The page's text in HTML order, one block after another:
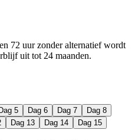
72 uur zonder alternatief wordt
uit tot 24 maanden.
5 Dag 6 Dag 7
Dag 8
Dag 13 Dag 14
Dag 15